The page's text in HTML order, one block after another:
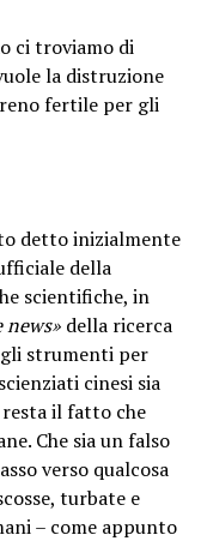
ci troviamo di
la distruzione
fertile per gli
detto inizialmente
della
scientifiche, in
news» della ricerca
strumenti per
cinesi sia
il fatto che
Che sia un falso
verso qualcosa
turbate e
– come appunto